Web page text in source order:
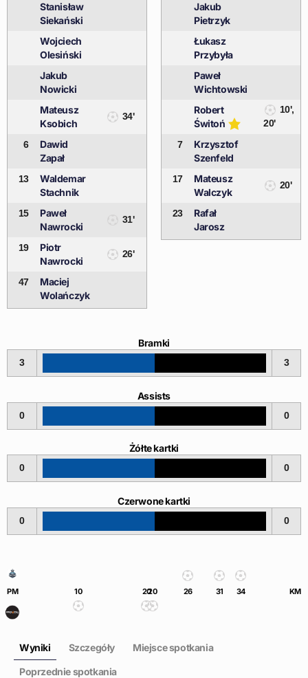
Stanisław
Siekański
Wojciech
Olesiński
Jakub
Nowicki
Mateusz
Ksobich
34'
6
Dawid
Zapał
13
Waldemar
Stachnik
15
Paweł
Nawrocki
31'
19
Piotr
Nawrocki
26'
47
Maciej
Wolańczyk
Jakub
Pietrzyk
Łukasz
Przybyła
Paweł
Wichtowski
Robert
Świtoń
10',
20'
7
Krzysztof
Szenfeld
17
Mateusz
Walczyk
20'
23
Rafał
Jarosz
Bramki
3 3
Assists
0 0
Żółte kartki
0 0
Czerwone kartki
0 0
PM 10 2020 26 31 34 KM
Wyniki Szczegóły Miejsce spotkania
Poprzednie spotkania